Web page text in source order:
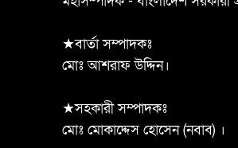
★বার্তা সম্পাদকঃ
মোঃ আশরাফ উদ্দিন।
★সহকারী সম্পাদকঃ
মোঃ মোকাদ্দেস হোসেন (নবাব) ।